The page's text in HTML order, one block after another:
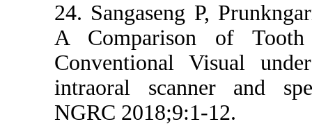
24. Sangaseng P,
A Comparison
Conventional
intraoral
NGRC 2018;9:1-